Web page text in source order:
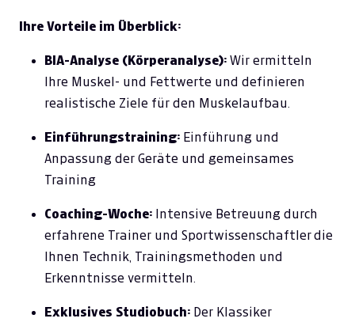
Ihre Vorteile im Überblick:
BIA-Analyse (Körperanalyse): Wir ermitteln
Ihre Muskel- und Fettwerte und definieren
realistische Ziele für den Muskelaufbau.
Einführungstraining: Einführung und
Anpassung der Geräte und gemeinsames
Training
Coaching-Woche: Intensive Betreuung durch
erfahrene Trainer und Sportwissenschaftler die
Ihnen Technik, Trainingsmethoden und
Erkenntnisse vermitteln.
Exklusives Studiobuch: Der Klassiker